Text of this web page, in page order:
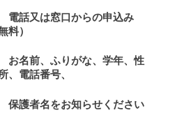
話又は窓口からの申込み
料）
、ふりがな、学年、性
、電話番号、
名をお知らせください